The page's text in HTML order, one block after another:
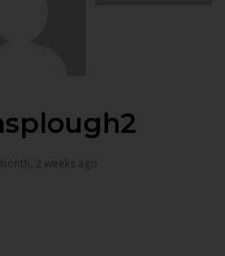
2 weeks ago